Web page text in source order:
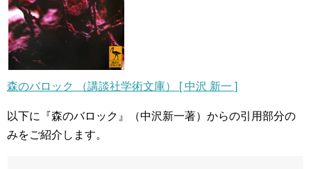
森のバロック （講談社学術文庫） [ 中沢 新一 ]
以下に『森のバロック』（中沢新一著）からの引用部分の
みをご紹介します。